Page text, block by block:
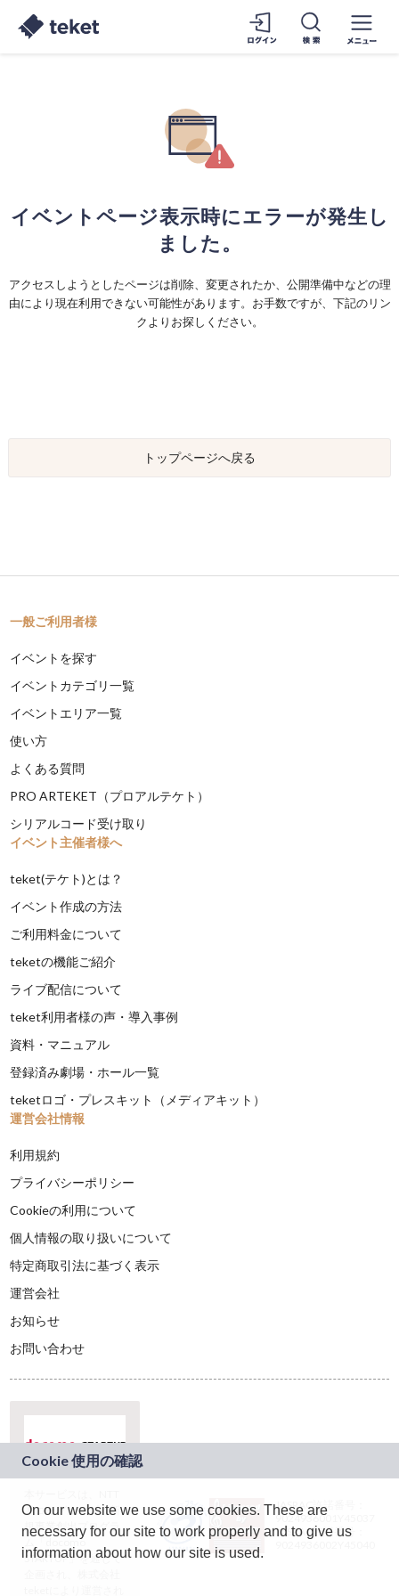
イベントページ表示時にエラーが発生し
ました。
アクセスしようとしたページは削除、変更されたか、公開準備中などの理
由により現在利用できない可能性があります。お手数ですが、下記のリン
クよりお探しください。
トップページへ戻る
一般ご利用者様
イベントを探す
イベントカテゴリ一覧
イベントエリア一覧
使い方
よくある質問
PRO ARTEKET（プロアルテケト）
シリアルコード受け取り
イベント主催者様へ
teket(テケト)とは？
イベント作成の方法
ご利用料金について
teketの機能ご紹介
ライブ配信について
teket利用者様の声・導入事例
資料・マニュアル
登録済み劇場・ホール一覧
teketロゴ・プレスキット（メディアキット）
運営会社情報
利用規約
プライバシーポリシー
Cookieの利用について
個人情報の取り扱いについて
特定商取引法に基づく表示
運営会社
お知らせ
お問い合わせ
ドコモグループの新
規事業創出プログラ
ム「docomo
STARTUP」を通じて
JASRAC許諾番号：
9024936001Y45037
JASRAC許諾番号：
On our website we use some cookies. These are
necessary for our site to work properly and to give us
information about how our site is used.